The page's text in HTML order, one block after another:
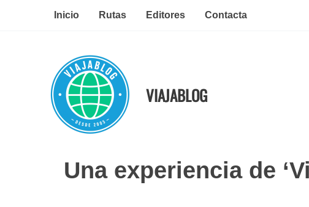
Inicio Rutas Editores Contacta
VIAJABLOG
Una experiencia de